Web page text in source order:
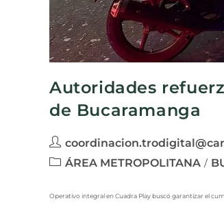
Autoridades
de Bucaramanga
ÁREA METROPOLITANA /
Operativo integral en Cuadra Play buscó garantizar el